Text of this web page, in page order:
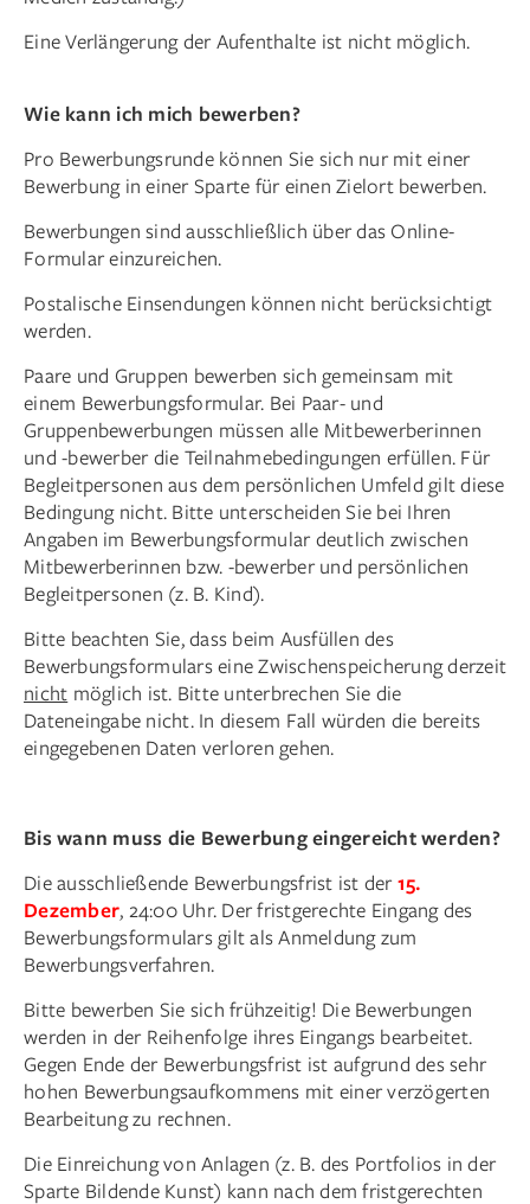
Eine Verlängerung der Aufenthalte ist nicht möglich.
Wie kann ich mich bewerben?
Pro Bewerbungsrunde können Sie sich nur mit einer
Bewerbung in einer Sparte für einen Zielort bewerben.
Bewerbungen sind ausschließlich über das Online-
Formular einzureichen.
Postalische Einsendungen können nicht berücksichtigt
werden.
Paare und Gruppen bewerben sich gemeinsam mit
einem Bewerbungsformular. Bei Paar- und
Gruppenbewerbungen müssen alle Mitbewerberinnen
und -bewerber die Teilnahmebedingungen erfüllen. Für
Begleitpersonen aus dem persönlichen Umfeld gilt diese
Bedingung nicht. Bitte unterscheiden Sie bei Ihren
Angaben im Bewerbungsformular deutlich zwischen
Mitbewerberinnen bzw. -bewerber und persönlichen
Begleitpersonen (z. B. Kind).
Bitte beachten Sie, dass beim Ausfüllen des
Bewerbungsformulars eine Zwischenspeicherung derzeit
nicht möglich ist. Bitte unterbrechen Sie die
Dateneingabe nicht. In diesem Fall würden die bereits
eingegebenen Daten verloren gehen.
Bis wann muss die Bewerbung eingereicht werden?
Die ausschließende Bewerbungsfrist ist der15.
Dezember, 24:00 Uhr. Der fristgerechte Eingang des
Bewerbungsformulars gilt als Anmeldung zum
Bewerbungsverfahren.
Bitte bewerben Sie sich frühzeitig! Die Bewerbungen
werden in der Reihenfolge ihres Eingangs bearbeitet.
Gegen Ende der Bewerbungsfrist ist aufgrund des sehr
hohen Bewerbungsaufkommens mit einer verzögerten
Bearbeitung zu rechnen.
Die Einreichung von Anlagen (z. B. des Portfolios in der
Sparte Bildende Kunst) kann nach dem fristgerechten